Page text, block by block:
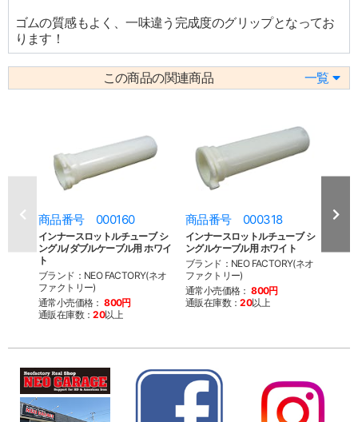
ゴムの質感もよく、一味違う完成度のグリップとなってお
ります！
この商品の関連商品 一覧
商品番号 000160
インナースロットルチューブ シ
ングル/ダブルケーブル用 ホワイ
ト
ブランド：NEO FACTORY(ネオ
ファクトリー)
通常小売価格： 800円
通販在庫数：20以上
商品番号 000318
インナースロットルチューブ シ
ングルケーブル用 ホワイト
ブランド：NEO FACTORY(ネオ
ファクトリー)
通常小売価格： 800円
通販在庫数：20以上
商